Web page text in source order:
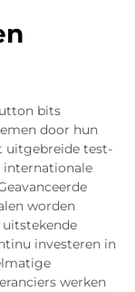
bits
door hun
uitgebreide test-
internationale
worden
investeren in
werken